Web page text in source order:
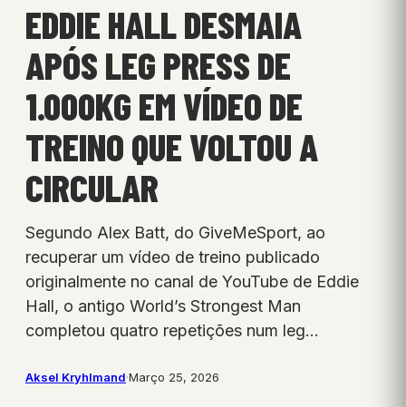
EDDIE HALL DESMAIA
APÓS LEG PRESS DE
1.000KG EM VÍDEO DE
TREINO QUE VOLTOU A
CIRCULAR
Segundo Alex Batt, do GiveMeSport, ao
recuperar um vídeo de treino publicado
originalmente no canal de YouTube de Eddie
Hall, o antigo World’s Strongest Man
completou quatro repetições num leg…
Aksel Kryhlmand·Março 25, 2026